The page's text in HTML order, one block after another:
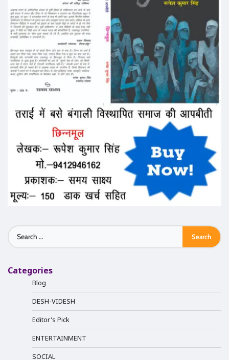
Search
for:
Categories
Blog
DESH-VIDESH
Editor's Pick
ENTERTAINMENT
SOCIAL